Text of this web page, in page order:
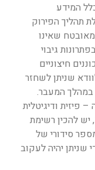
המידע
תהליך הפירוק
שאינו
גיבוי
חיצוניים
שניתן לשחזר
במהלך המעבר.
פיזית ודיגיטלית
להכין רשימת
סידורי של
שניתן יהיה לעקוב